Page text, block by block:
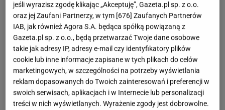
jeśli wyrazisz zgodę klikając „Akceptuję”, Gazeta.pl sp. z o.o.
oraz jej Zaufani Partnerzy, w tym [676] Zaufanych Partnerów
IAB, jak również Agora S.A. będąca spółką powiązaną z
Gazeta.pl sp. z o.o., będą przetwarzać Twoje dane osobowe
takie jak adresy IP, adresy e-mail czy identyfikatory plików
cookie lub inne informacje zapisane w tych plikach do celów
marketingowych, w szczególności na potrzeby wyświetlania
reklam dopasowanych do Twoich zainteresowań i preferencji w
swoich serwisach, aplikacjach i w Internecie lub personalizacji
treści w nich wyświetlanych. Wyrażenie zgody jest dobrowolne.